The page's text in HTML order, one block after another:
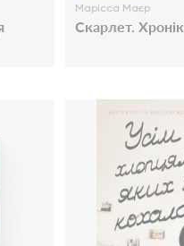
Марісса Маєр
Скарлет.